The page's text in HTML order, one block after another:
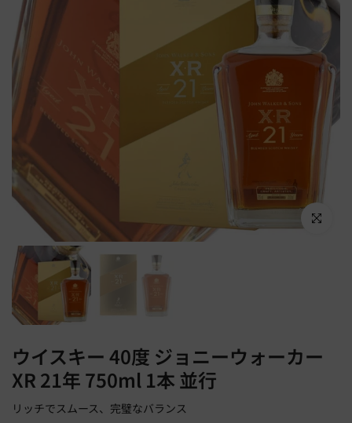
Click to
ウイスキー 40度 ジョニーウォーカー
XR 21年 750ml 1本 並行
リッチでスムース、完璧なバランス